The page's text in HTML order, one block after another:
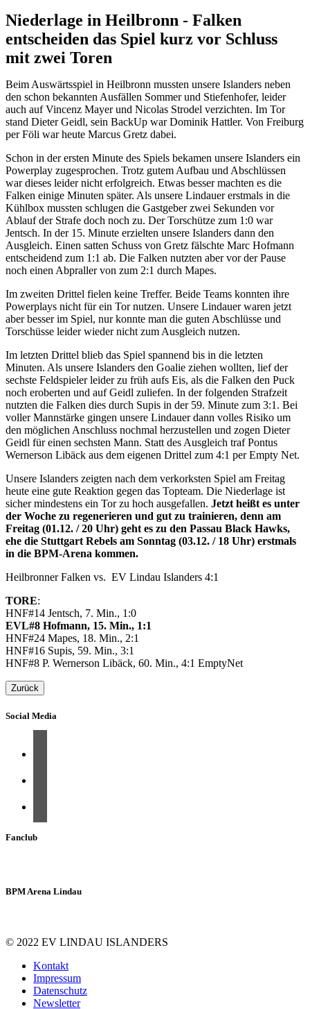
Niederlage in Heilbronn - Falken
entscheiden das Spiel kurz vor Schluss
mit zwei Toren
Beim Auswärtsspiel in Heilbronn mussten unsere Islanders neben
den schon bekannten Ausfällen Sommer und Stiefenhofer, leider
auch auf Vincenz Mayer und Nicolas Strodel verzichten. Im Tor
stand Dieter Geidl, sein BackUp war Dominik Hattler. Von Freiburg
per Föli war heute Marcus Gretz dabei.
Schon in der ersten Minute des Spiels bekamen unsere Islanders ein
Powerplay zugesprochen. Trotz gutem Aufbau und Abschlüssen
war dieses leider nicht erfolgreich. Etwas besser machten es die
Falken einige Minuten später. Als unsere Lindauer erstmals in die
Kühlbox mussten schlugen die Gastgeber zwei Sekunden vor
Ablauf der Strafe doch noch zu. Der Torschütze zum 1:0 war
Jentsch. In der 15. Minute erzielten unsere Islanders dann den
Ausgleich. Einen satten Schuss von Gretz fälschte Marc Hofmann
entscheidend zum 1:1 ab. Die Falken nutzten aber vor der Pause
noch einen Abpraller von zum 2:1 durch Mapes.
Im zweiten Drittel fielen keine Treffer. Beide Teams konnten ihre
Powerplays nicht für ein Tor nutzen. Unsere Lindauer waren jetzt
aber besser im Spiel, nur konnte man die guten Abschlüsse und
Torschüsse leider wieder nicht zum Ausgleich nutzen.
Im letzten Drittel blieb das Spiel spannend bis in die letzten
Minuten. Als unsere Islanders den Goalie ziehen wollten, lief der
sechste Feldspieler leider zu früh aufs Eis, als die Falken den Puck
noch eroberten und auf Geidl zuliefen. In der folgenden Strafzeit
nutzten die Falken dies durch Supis in der 59. Minute zum 3:1. Bei
voller Mannstärke gingen unsere Lindauer dann volles Risiko um
den möglichen Anschluss nochmal herzustellen und zogen Dieter
Geidl für einen sechsten Mann. Statt des Ausgleich traf Pontus
Wernerson Libäck aus dem eigenen Drittel zum 4:1 per Empty Net.
Unsere Islanders zeigten nach dem verkorksten Spiel am Freitag
heute eine gute Reaktion gegen das Topteam. Die Niederlage ist
sicher mindestens ein Tor zu hoch ausgefallen. Jetzt heißt es unter
der Woche zu regenerieren und gut zu trainieren, denn am
Freitag (01.12. / 20 Uhr) geht es zu den Passau Black Hawks,
ehe die Stuttgart Rebels am Sonntag (03.12. / 18 Uhr) erstmals
in die BPM-Arena kommen.
Heilbronner Falken vs. EV Lindau Islanders 4:1
TORE:
HNF#14 Jentsch, 7. Min., 1:0
EVL#8 Hofmann, 15. Min., 1:1
HNF#24 Mapes, 18. Min., 2:1
HNF#16 Supis, 59. Min., 3:1
HNF#8 P. Wernerson Libäck, 60. Min., 4:1 EmptyNet
Zurück
Social Media
Fanclub
BPM Arena Lindau
© 2022 EV LINDAU ISLANDERS
Kontakt
Impressum
Datenschutz
Newsletter